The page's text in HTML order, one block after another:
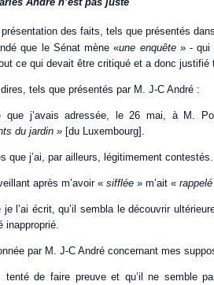
des faits, tels que présentés
que le Sénat mène «une enquête » - qui
ce qui devait être critiqué et a donc justifié
tels que présentés par M. J-C André :
que j’avais adressée, le 26 mai, à M.
du jardin » [du Luxembourg].
que j’ai, par ailleurs, légitimement contestés.
après m’avoir « sifflée » m’ait «
l’ai écrit, qu’il sembla le découvrir
inapproprié.
par M. J-C André concernant mes
tenté de faire preuve et qu’il ne semble